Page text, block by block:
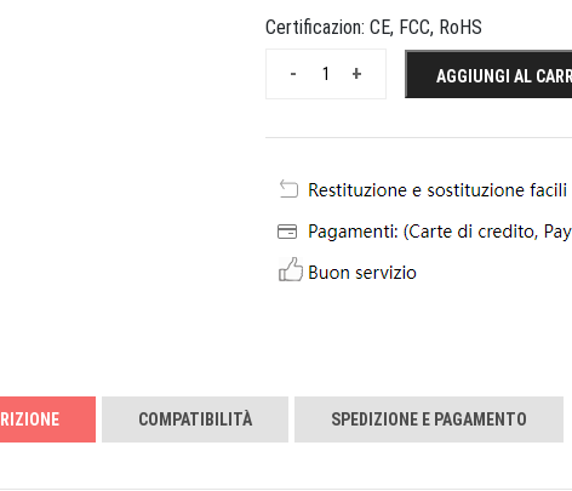
Certificazion: CE, FCC, RoHS
+
- AGGIUNGI AL
COMPATIBILITÀ SPEDIZIONE E PAGAMENTO